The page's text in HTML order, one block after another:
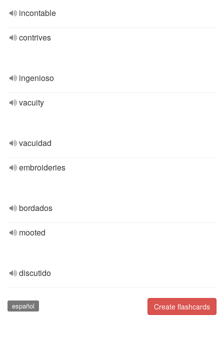
incontable
contrives
ingenioso
vacuity
vacuidad
embroideries
bordados
mooted
discutido
Create flashcards
español